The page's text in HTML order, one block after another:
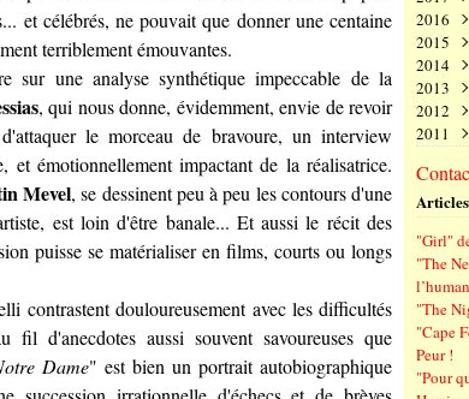
et célébrés, ne pouvait que donner une centaine
terriblement émouvantes.
sur une analyse synthétique impeccable de la
, qui nous donne, évidemment, envie de revoir
le morceau de bravoure, un interview
et émotionnellement impactant de la réalisatrice.
Mevel, se dessinent peu à peu les contours d'une
est loin d'être banale... Et aussi le récit des
puisse se matérialiser en films, courts ou longs
contrastent douloureusement avec les difficultés
fil d'anecdotes aussi souvent savoureuses que
Dame" est bien un portrait autobiographique
Avril
Mars
Mai
Avril
Mars
Juin
Mai
Avril
Mars
Juillet
Juin
Mai
Avril
Mars
Août
Juillet
Juin
Mai
Avril
Mars
Août
Juillet
Juin
Mai
Avril
Août
Juillet
Juin
Mai
Août
Juillet
Juin
Mars
Août
Juillet
Mai
Avril
2016
Août
Juin
Mai
2015
Juin
Mai
2014
Juin
Mai
2013
Août
Juin
Mai
2012
Juin
Mai
2011
"Girl"
"The
"The
"Cape
Peur !
"Pour